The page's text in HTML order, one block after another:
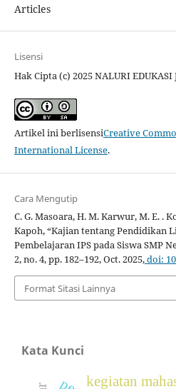
Articles
Lisensi
Hak Cipta (c) 2025 NALURI
Artikel ini berlisensiCreative
International License.
Cara Mengutip
C. G. Masoara, H. M. Karwur, M. E. .
Kapoh, “Kajian tentang Pendidikan
Pembelajaran IPS pada Siswa SMP
2, no. 4, pp. 182–192, Oct. 2025,doi:
Format Sitasi Lainnya
Kata Kunci
kegiatan